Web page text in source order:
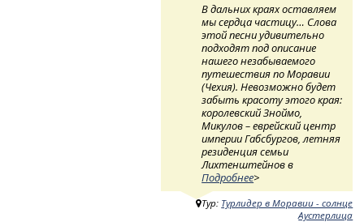
В дальних краях оставляем
мы сердца частицу… Слова
этой песни удивительно
подходят под описание
нашего незабываемого
путешествия по Моравии
(Чехия). Невозможно будет
забыть красоту этого края:
королевский Зноймо,
Микулов – еврейский центр
империи Габсбургов, летняя
резиденция семьи
Лихтенштейнов в
Подробнее>
Тур: Турлидер в Моравии - солнце
Аустерлица